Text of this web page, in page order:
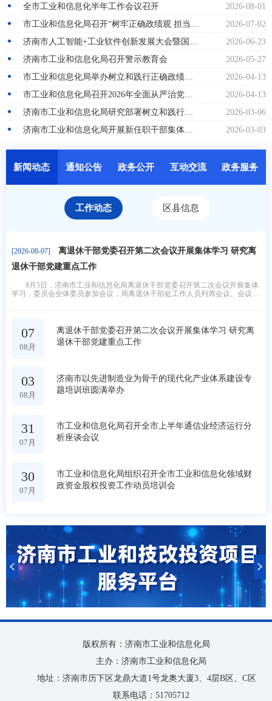
全市工业和信息化半年工作会议召开
2026-08-01
2026-07-02
2026-06-23
济南市工业和信息化局召开警示教育会
2026-05-27
2026-04-13
2026-04-13
2026-03-06
2026-03-03
新闻动态 通知公告 政务公开 互动交流 政务服务
工作动态 区县信息
[2026-08-07]
离退休干部党委召开第二次会议开展集体学习 研究离
退休干部党建重点工作
8月5日，济南市工业和信息化局离退休干部党委召开第二次会议开展集体
学习，委员会全体委员参加会议，局离退休干部处工作人员列席会议。会议组
07
08月
离退休干部党委召开第二次会议开展集体学习 研究离
退休干部党建重点工作
03
08月
济南市以先进制造业为骨干的现代化产业体系建设专
题培训班圆满举办
31
07月
市工业和信息化局召开全市上半年通信业经济运行分
析座谈会议
30
07月
市工业和信息化局组织召开全市工业和信息化领域财
政资金股权投资工作动员培训会
版权所有：济南市工业和信息化局
主办：济南市工业和信息化局
地址：济南市历下区龙鼎大道1号龙奥大厦3、4层B区、C区
联系电话：51705712